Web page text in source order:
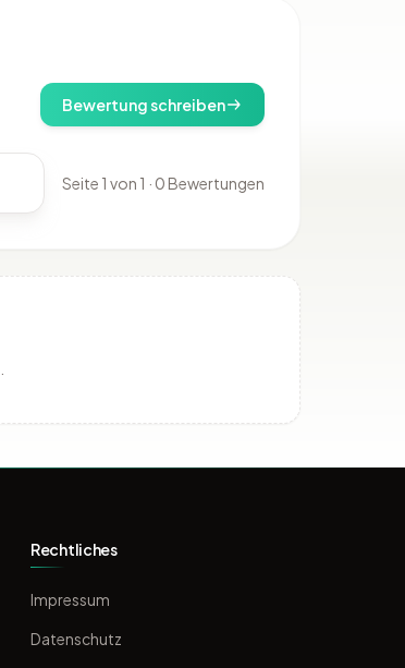
Bewertung schreiben
Seite 1 von 1 · 0 Bewertungen
Rechtliches
Impressum
Datenschutz